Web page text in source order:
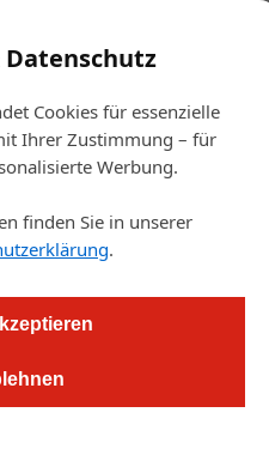
Datenschutz
Cookies für essenzielle
Ihrer Zustimmung – für
Werbung.
finden Sie in unserer
.